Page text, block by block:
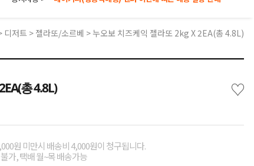
디저트 > 젤라또/소르베 > 누오보 치즈케익 젤라또 2kg X 2EA(총 4.8L)
총 4.8L) ♡
원 미만시 배송비 4,000원이 청구됩니다.
가, 택배 월~목 배송가능